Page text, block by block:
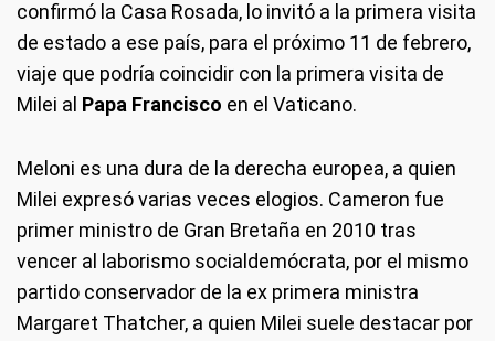
confirmó la Casa Rosada, lo invitó a la primera visita
de estado a ese país, para el próximo 11 de febrero,
viaje que podría coincidir con la primera visita de
Milei al Papa Francisco en el Vaticano.
Meloni es una dura de la derecha europea, a quien
Milei expresó varias veces elogios. Cameron fue
primer ministro de Gran Bretaña en 2010 tras
vencer al laborismo socialdemócrata, por el mismo
partido conservador de la ex primera ministra
Margaret Thatcher, a quien Milei suele destacar por